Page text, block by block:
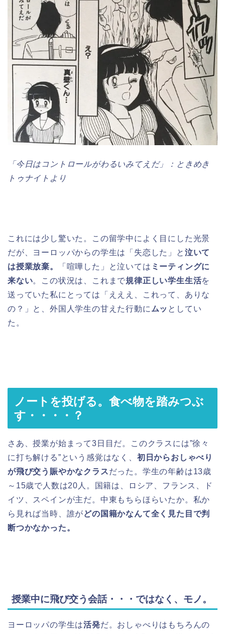
「今日はコントロールがわるいみてえだ」：ときめき
トゥナイトより
これには少し驚いた。この留学中によく目にした光景
だが、ヨーロッパからの学生は「失恋した」と 泣いて
は授業放棄。
「喧嘩した」と泣いては ミーティングに
来ない。この状況は、これまで規律正しい学生生活を
送っていた私にとっては「えええ、これって、ありな
の？」と、外国人学生の甘えた行動にムッ としてい
た。
ノートを投げる。食べ物を踏みつぶ
す・・・・？
さあ、授業が始まって3日目だ。このクラスには”徐々
に打ち解ける”という感覚はなく、 初日からおしゃべり
が飛び交う賑やかなクラスだった。学生の年齢は13歳
～15歳で人数は20人。国籍は、ロシア、フランス、ド
イツ、スペインが主だ。中東もちらほらいたか。私か
ら見れば当時、誰がどの国籍かなんて全く見た目で判
断つかなかった。
授業中に飛び交う会話・・・ではなく、モノ。
ヨーロッパの学生は活発だ。おしゃべりはもちろんの